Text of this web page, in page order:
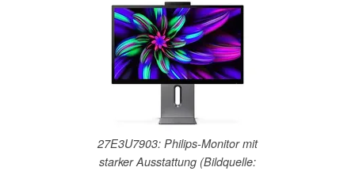
27E3U7903: Philips-Monitor mit
starker Ausstattung (Bildquelle: